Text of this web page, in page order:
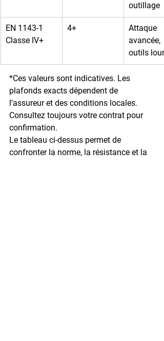
outillage
EN 1143-1
Classe IV+
4+
Attaque
avancée,
outils
*Ces valeurs sont indicatives. Les
plafonds exacts dépendent de
l’assureur et des conditions locales.
Consultez toujours votre contrat pour
confirmation.
Le tableau ci-dessus permet de
confronter la norme, la résistance et la